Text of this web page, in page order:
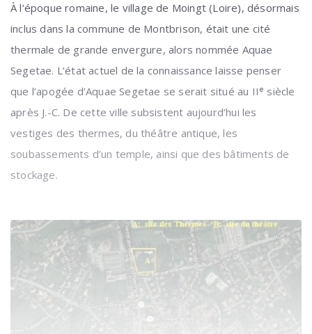
À l’époque romaine, le village de Moingt (Loire), désormais
inclus dans la commune de Montbrison, était une cité
thermale de grande envergure, alors nommée Aquae
Segetae. L’état actuel de la connaissance laisse penser
que l’apogée d’Aquae Segetae se serait situé au IIᵉ siècle
après J.-C. De cette ville subsistent aujourd’hui les
vestiges des thermes, du théâtre antique, les
soubassements d’un temple, ainsi que des bâtiments de
stockage.